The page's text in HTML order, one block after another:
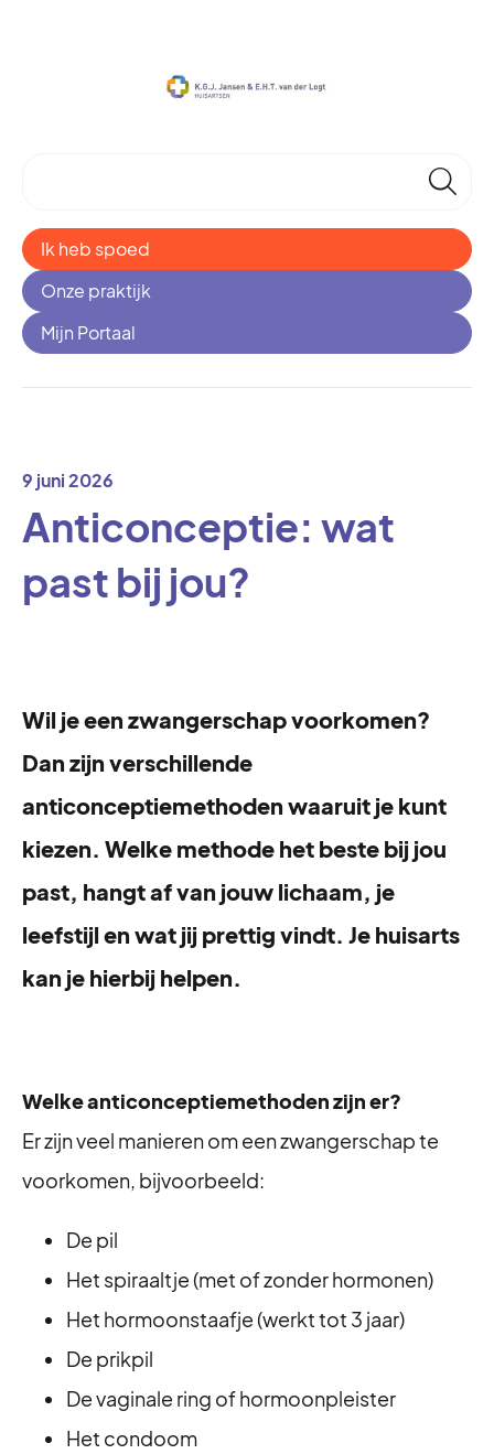
🔎
Onze praktijk
Mijn Portaal
Ik heb spoed
9 juni 2026
Anticonceptie: wat
past bij jou?
Wil je een zwangerschap voorkomen?
Dan zijn verschillende
anticonceptiemethoden waaruit je kunt
kiezen. Welke methode het beste bij jou
past, hangt af van jouw lichaam, je
leefstijl en wat jij prettig vindt. Je huisarts
kan je hierbij helpen.
Welke anticonceptiemethoden zijn er?
Er zijn veel manieren om een zwangerschap te
voorkomen, bijvoorbeeld:
De pil
Het spiraaltje (met of zonder hormonen)
Het hormoonstaafje (werkt tot 3 jaar)
De prikpil
De vaginale ring of hormoonpleister
Het condoom